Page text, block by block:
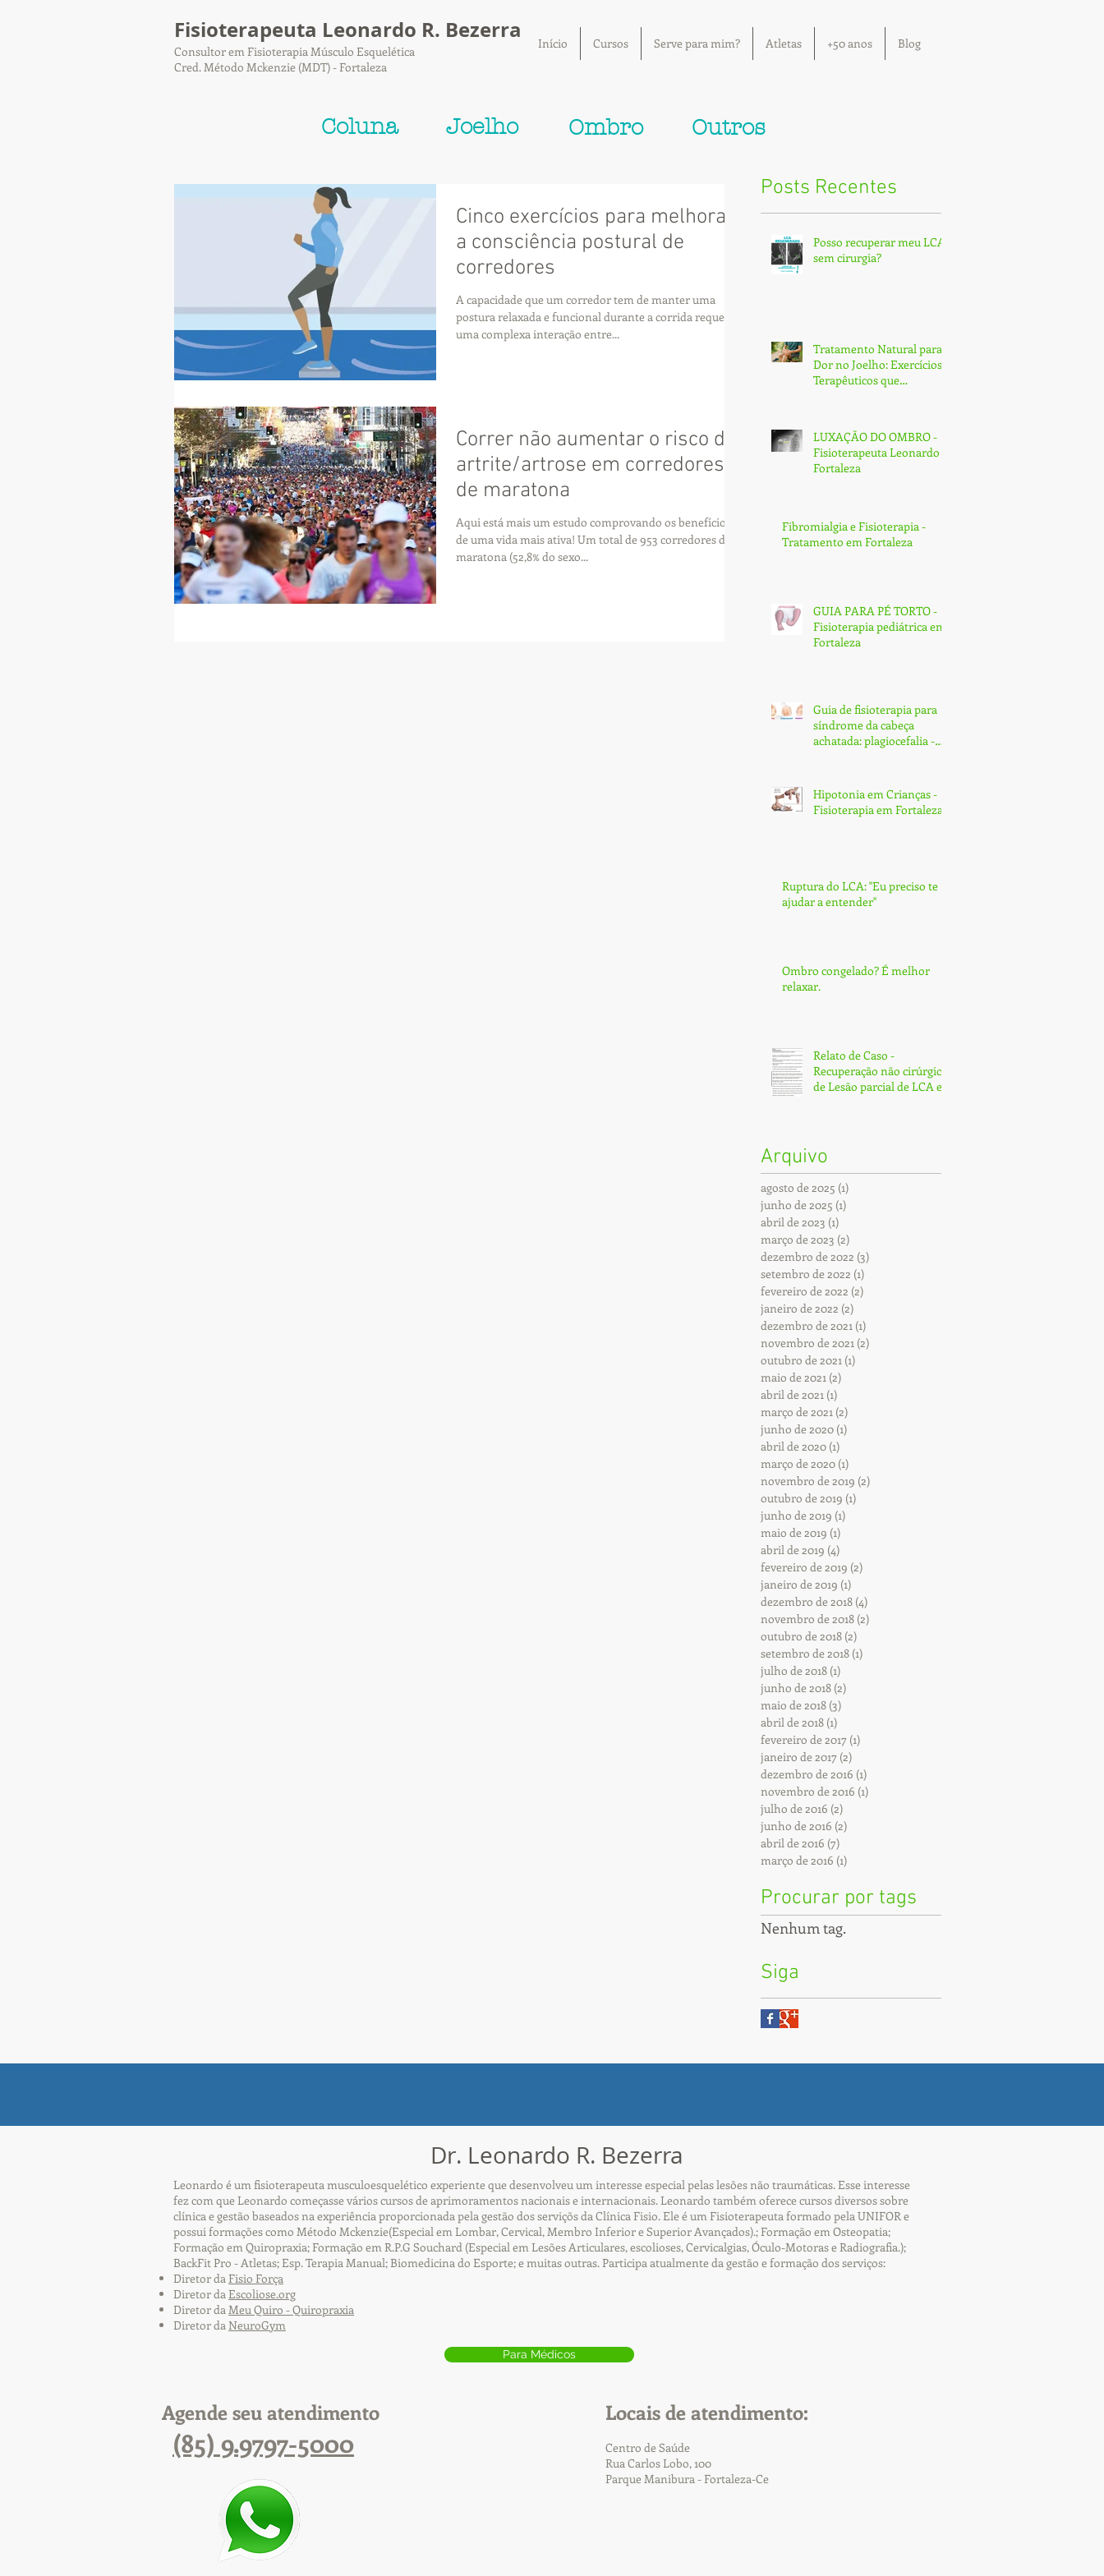
Fisioterapeuta Leonardo R. Bezerra
Consultor em Fisioterapia Músculo Esquelética
Cred. Método Mckenzie (MDT) - Fortaleza
Início Cursos Serve para mim? Atletas +50 anos Blog
Coluna Joelho Ombro Outros
Cinco exercícios para melhorar
a consciência postural de
corredores
A capacidade que um corredor tem de manter uma
postura relaxada e funcional durante a corrida requer
uma complexa interação entre...
Correr não aumentar o risco de
artrite/artrose em corredores
de maratona
Aqui está mais um estudo comprovando os benefícios
de uma vida mais ativa! Um total de 953 corredores de
maratona (52,8% do sexo...
Posts Recentes
Posso recuperar meu LCA
sem cirurgia?
Tratamento Natural para
Dor no Joelho: Exercícios
Terapêuticos que
LUXAÇÃO DO OMBRO -
Fisioterapeuta Leonardo -
Fortaleza
Fibromialgia e Fisioterapia -
Tratamento em Fortaleza
GUIA PARA PÉ TORTO -
Fisioterapia pediátrica em
Fortaleza
Guia de fisioterapia para
síndrome da cabeça
achatada: plagiocefalia -
Hipotonia em Crianças -
Fisioterapia em Fortaleza
Ruptura do LCA: ''Eu preciso te
ajudar a entender''
Ombro congelado? É melhor
relaxar.
Relato de Caso -
Recuperação não cirúrgica
de Lesão parcial de LCA e
Arquivo
agosto de 2025 (1)
junho de 2025 (1)
abril de 2023 (1)
março de 2023 (2)
dezembro de 2022 (3)
setembro de 2022 (1)
fevereiro de 2022 (2)
janeiro de 2022 (2)
dezembro de 2021 (1)
novembro de 2021 (2)
outubro de 2021 (1)
maio de 2021 (2)
abril de 2021 (1)
março de 2021 (2)
junho de 2020 (1)
abril de 2020 (1)
março de 2020 (1)
novembro de 2019 (2)
outubro de 2019 (1)
junho de 2019 (1)
maio de 2019 (1)
abril de 2019 (4)
fevereiro de 2019 (2)
janeiro de 2019 (1)
dezembro de 2018 (4)
novembro de 2018 (2)
outubro de 2018 (2)
setembro de 2018 (1)
julho de 2018 (1)
junho de 2018 (2)
maio de 2018 (3)
abril de 2018 (1)
fevereiro de 2017 (1)
janeiro de 2017 (2)
dezembro de 2016 (1)
novembro de 2016 (1)
julho de 2016 (2)
junho de 2016 (2)
abril de 2016 (7)
março de 2016 (1)
Procurar por tags
Nenhum tag.
Siga
Dr. Leonardo R. Bezerra
Leonardo é um fisioterapeuta musculoesquelético experiente que desenvolveu um interesse especial pelas lesões não traumáticas. Esse interesse
fez com que Leonardo começasse vários cursos de aprimoramentos nacionais e internacionais. Leonardo também oferece cursos diversos sobre
clínica e gestão baseados na experiência proporcionada pela gestão dos serviçõs da Clínica Fisio. Ele é um Fisioterapeuta formado pela UNIFOR e
possui formações como Método Mckenzie(Especial em Lombar, Cervical, Membro Inferior e Superior Avançados).; Formação em Osteopatia;
Formação em Quiropraxia; Formação em R.P.G Souchard (Especial em Lesões Articulares, escolioses, Cervicalgias, Óculo-Motoras e Radiografia.);
BackFit Pro - Atletas; Esp. Terapia Manual; Biomedicina do Esporte; e muitas outras. Participa atualmente da gestão e formação dos serviços:
Diretor daFisio Força
Diretor daEscoliose.org
Diretor daMeu Quiro - Quiropraxia
Diretor daNeuroGym
Para Médicos
Agende seu atendimento
(85) 9.9797-5000
Locais de atendimento:
Centro de Saúde
Rua Carlos Lobo, 100
Parque Manibura - Fortaleza-Ce